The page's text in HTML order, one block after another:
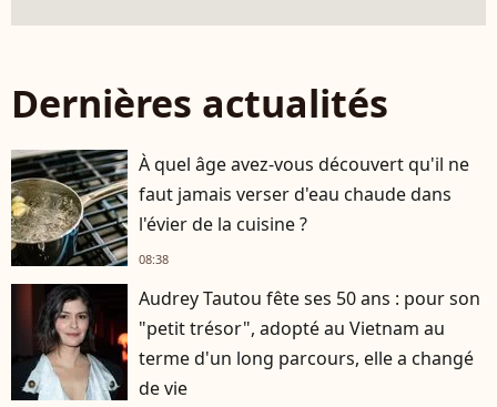
Dernières actualités
À quel âge avez-vous découvert qu'il ne
faut jamais verser d'eau chaude dans
l'évier de la cuisine ?
08:38
Audrey Tautou fête ses 50 ans : pour son
"petit trésor", adopté au Vietnam au
terme d'un long parcours, elle a changé
de vie